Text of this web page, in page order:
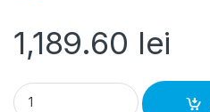
1,189.60 lei
Inversor de Sursă Manual 4P